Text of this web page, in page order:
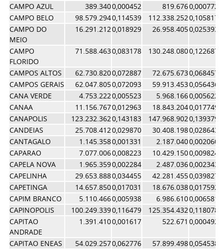
CAMPO AZUL
389.3400,000452 819.6760,000772
CAMPO BELO
98.579.2940,114539 112.338.2520,105817
CAMPO DO
MEIO
16.291.2120,018929 26.958.4050,025393
CAMPO
FLORIDO
71.588.4630,083178 130.248.0800,122687
CAMPOS ALTOS 62.730.8200,072887 72.675.6730,068457
CAMPOS GERAIS
62.047.8050,072093 59.913.4530,056436
CANA VERDE
4.753.2220,005523 5.968.1660,005622
CANAA
11.156.7670,012963 18.843.2040,017749
CANAPOLIS
123.232.3620,143183 147.968.9020,139379
CANDEIAS
25.708.4120,029870 30.408.1980,028643
CANTAGALO
1.145.3580,001331 2.187.0400,002060
CAPARAO
7.077.0060,008223 10.429.1500,009824
CAPELA NOVA
1.965.3590,002284 2.487.0360,002343
CAPELINHA
29.653.8880,034455 42.281.4550,039827
CAPETINGA
14.657.8500,017031 18.676.0380,017592
CAPIM BRANCO
5.110.4660,005938 6.986.6100,006581
CAPINOPOLIS
100.249.3390,116479 125.354.4320,118078
CAPITAO
ANDRADE
1.391.4100,001617 522.671 0,000492
CAPITAO ENEAS 54.029.2570,062776 57.899.4980,054538